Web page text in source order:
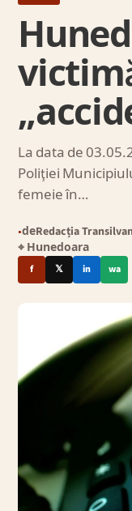
La data de
Poliţiei
femeie în…
●deRedacția
⌖ Hunedoara
f 𝕏 in wa